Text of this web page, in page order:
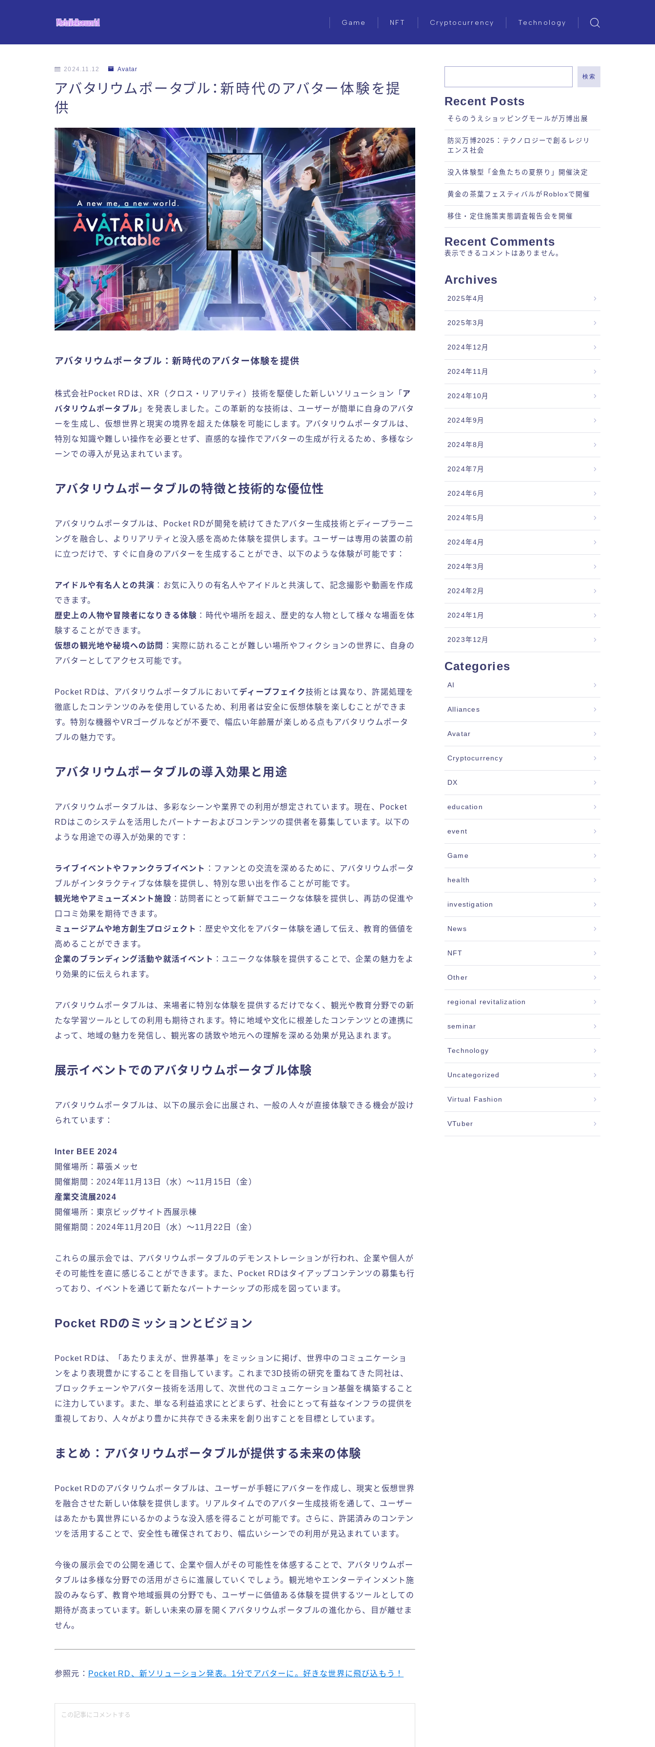
Game NFT Cryptocurrency Technology
2024.11.12 Avatar
アバタリウムポータブル：新時代のアバター体験を提
供
アバタリウムポータブル：新時代のアバター体験を提供
株式会社Pocket RDは、XR（クロス・リアリティ）技術を駆使した新しいソリューション「 ア
バタリウムポータブル 」を発表しました。この革新的な技術は、ユーザーが簡単に自身のアバタ
ーを生成し、仮想世界と現実の境界を超えた体験を可能にします。アバタリウムポータブルは、
特別な知識や難しい操作を必要とせず、直感的な操作でアバターの生成が行えるため、多様なシ
ーンでの導入が見込まれています。
アバタリウムポータブルの特徴と技術的な優位性
アバタリウムポータブルは、Pocket RDが開発を続けてきたアバター生成技術とディープラーニ
ングを融合し、よりリアリティと没入感を高めた体験を提供します。ユーザーは専用の装置の前
に立つだけで、すぐに自身のアバターを生成することができ、以下のような体験が可能です：
アイドルや有名人との共演 ：お気に入りの有名人やアイドルと共演して、記念撮影や動画を作成
できます。
歴史上の人物や冒険者になりきる体験 ：時代や場所を超え、歴史的な人物として様々な場面を体
験することができます。
仮想の観光地や秘境への訪問
：実際に訪れることが難しい場所やフィクションの世界に、自身の
アバターとしてアクセス可能です。
Pocket RDは、アバタリウムポータブルにおいて ディープフェイク技術とは異なり、許諾処理を
徹底したコンテンツのみを使用しているため、利用者は安全に仮想体験を楽しむことができま
す。特別な機器やVRゴーグルなどが不要で、幅広い年齢層が楽しめる点もアバタリウムポータ
ブルの魅力です。
アバタリウムポータブルの導入効果と用途
アバタリウムポータブルは、多彩なシーンや業界での利用が想定されています。現在、Pocket
RDはこのシステムを活用したパートナーおよびコンテンツの提供者を募集しています。以下の
ような用途での導入が効果的です：
ライブイベントやファンクラブイベント
：ファンとの交流を深めるために、アバタリウムポータ
ブルがインタラクティブな体験を提供し、特別な思い出を作ることが可能です。
観光地やアミューズメント施設 ：訪問者にとって新鮮でユニークな体験を提供し、再訪の促進や
口コミ効果を期待できます。
ミュージアムや地方創生プロジェクト ：歴史や文化をアバター体験を通して伝え、教育的価値を
高めることができます。
企業のブランディング活動や就活イベント ：ユニークな体験を提供することで、企業の魅力をよ
り効果的に伝えられます。
アバタリウムポータブルは、来場者に特別な体験を提供するだけでなく、観光や教育分野での新
たな学習ツールとしての利用も期待されます。特に地域や文化に根差したコンテンツとの連携に
よって、地域の魅力を発信し、観光客の誘致や地元への理解を深める効果が見込まれます。
展示イベントでのアバタリウムポータブル体験
アバタリウムポータブルは、以下の展示会に出展され、一般の人々が直接体験できる機会が設け
られています：
Inter BEE 2024
開催場所：幕張メッセ
開催期間：2024年11月13日（水）～11月15日（金）
産業交流展2024
開催場所：東京ビッグサイト西展示棟
開催期間：2024年11月20日（水）～11月22日（金）
これらの展示会では、アバタリウムポータブルのデモンストレーションが行われ、企業や個人が
その可能性を直に感じることができます。また、Pocket RDはタイアップコンテンツの募集も行
っており、イベントを通じて新たなパートナーシップの形成を図っています。
Pocket RDのミッションとビジョン
Pocket RDは、「あたりまえが、世界基準」をミッションに掲げ、世界中のコミュニケーショ
ンをより表現豊かにすることを目指しています。これまで3D技術の研究を重ねてきた同社は、
ブロックチェーンやアバター技術を活用して、次世代のコミュニケーション基盤を構築すること
に注力しています。また、単なる利益追求にとどまらず、社会にとって有益なインフラの提供を
重視しており、人々がより豊かに共存できる未来を創り出すことを目標としています。
まとめ：アバタリウムポータブルが提供する未来の体験
Pocket RDのアバタリウムポータブルは、ユーザーが手軽にアバターを作成し、現実と仮想世界
を融合させた新しい体験を提供します。リアルタイムでのアバター生成技術を通して、ユーザー
はあたかも異世界にいるかのような没入感を得ることが可能です。さらに、許諾済みのコンテン
ツを活用することで、安全性も確保されており、幅広いシーンでの利用が見込まれています。
今後の展示会での公開を通じて、企業や個人がその可能性を体感することで、アバタリウムポー
タブルは多様な分野での活用がさらに進展していくでしょう。観光地やエンターテインメント施
設のみならず、教育や地域振興の分野でも、ユーザーに価値ある体験を提供するツールとしての
期待が高まっています。新しい未来の扉を開くアバタリウムポータブルの進化から、目が離せま
せん。
参照元： Pocket RD、新ソリューション発表。1分でアバターに。好きな世界に飛び込もう！
検索
Recent Posts
そらのうえショッピングモールが万博出展
防災万博2025：テクノロジーで創るレジリ
エンス社会
没入体験型「金魚たちの夏祭り」開催決定
黄金の茶葉フェスティバルがRobloxで開催
移住・定住施策実態調査報告会を開催
Recent Comments
表示できるコメントはありません。
Archives
2025年4月
2025年3月
2024年12月
2024年11月
2024年10月
2024年9月
2024年8月
2024年7月
2024年6月
2024年5月
2024年4月
2024年3月
2024年2月
2024年1月
2023年12月
Categories
AI
Alliances
Avatar
Cryptocurrency
DX
education
event
Game
health
investigation
News
NFT
Other
regional revitalization
seminar
Technology
Uncategorized
Virtual Fashion
VTuber